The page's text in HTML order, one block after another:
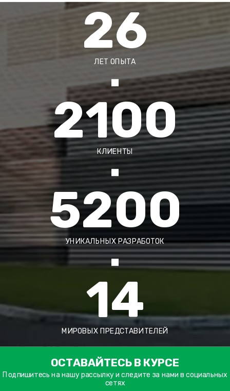
26
ЛЕТ ОПЫТА
2100
КЛИЕНТЫ
5200
УНИКАЛЬНЫХ РАЗРАБОТОК
14
МИРОВЫХ ПРЕДСТАВИТЕЛЕЙ
ОСТАВАЙТЕСЬ В КУРСЕ
Подпишитесь на нашу рассылку и следите за нами в социальных
сетях